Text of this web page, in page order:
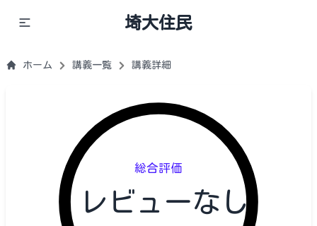
埼大住民
ホーム 講義一覧 講義詳細
総合評価
レビューなし